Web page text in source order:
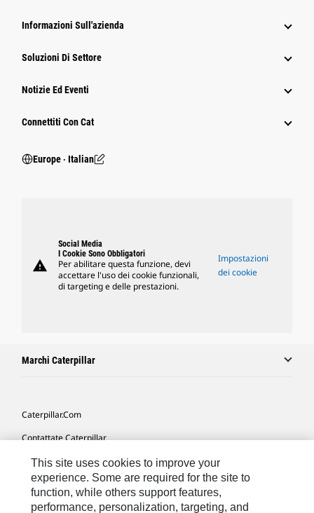
Informazioni Sull'azienda
Soluzioni Di Settore
Notizie Ed Eventi
Connettiti Con Cat
Europe ‧ Italian
warning
Social Media
I Cookie Sono Obbligatori
Per abilitare questa funzione, devi
accettare l'uso dei cookie funzionali,
di targeting e delle prestazioni.
Impostazioni
dei cookie
Marchi Caterpillar
Caterpillar.com
Contattate Caterpillar
Le Mie Preferenze Di Marketing
Mappa Del Sito
Cookie Settings
This site uses cookies to improve your
experience. Some are required for the site to
function, while others support features,
performance, personalization, targeting, and